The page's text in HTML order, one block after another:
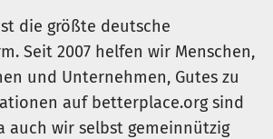
die größte deutsche
Seit 2007 helfen wir Menschen,
und Unternehmen, Gutes zu
auf betterplace.org sind
auch wir selbst gemeinnützig